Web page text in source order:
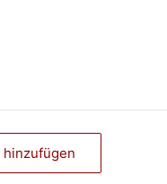
hinzufügen